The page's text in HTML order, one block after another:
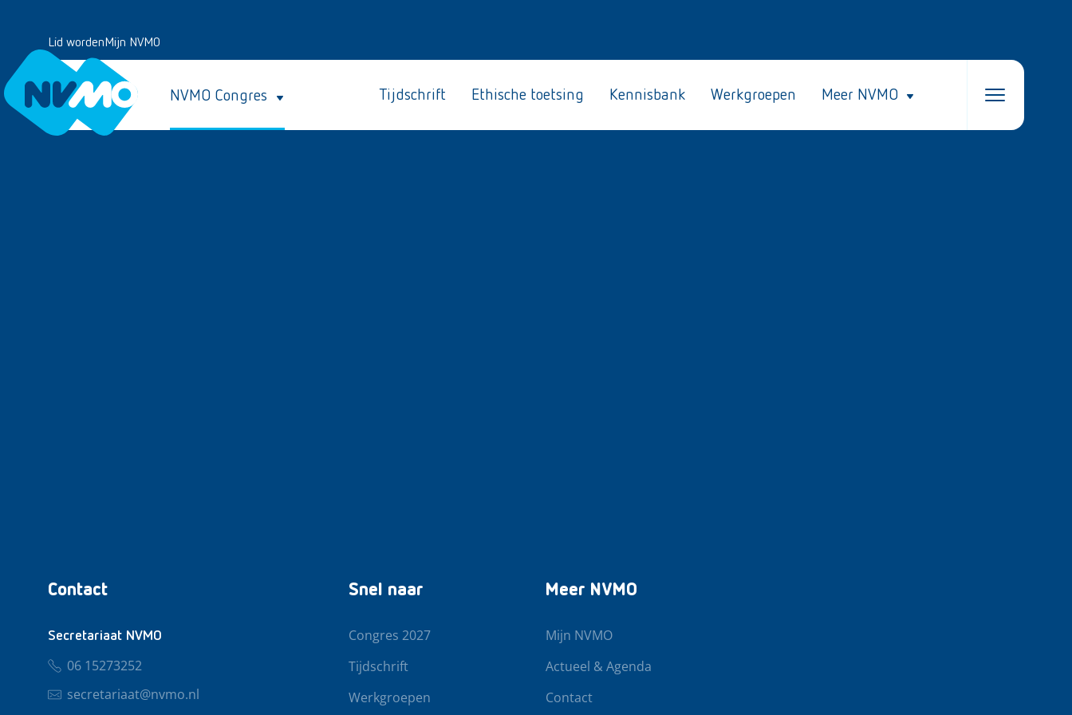
Lid wordenMijn NVMO
NVMO Congres Tijdschrift Ethische toetsing Kennisbank Werkgroepen Meer NVMO
Contact
Secretariaat NVMO
06 15273252
secretariaat@nvmo.nl
Snel naar
Congres 2027
Tijdschrift
Werkgroepen
Meer NVMO
Mijn NVMO
Actueel & Agenda
Contact